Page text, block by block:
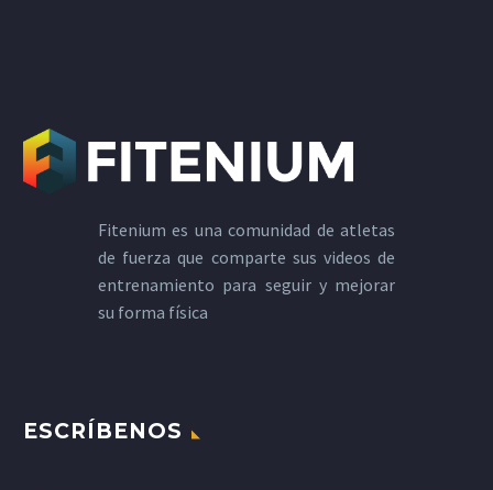
Fitenium es una comunidad de atletas
de fuerza que comparte sus videos de
entrenamiento para seguir y mejorar
su forma física
ESCRÍBENOS